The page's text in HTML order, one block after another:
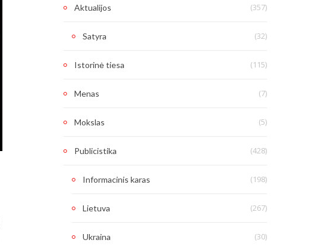
Aktualijos (357)
Satyra (32)
Istorinė tiesa (115)
Menas (7)
Mokslas (5)
Publicistika (428)
Informacinis karas (198)
Lietuva (267)
Ukraina (30)